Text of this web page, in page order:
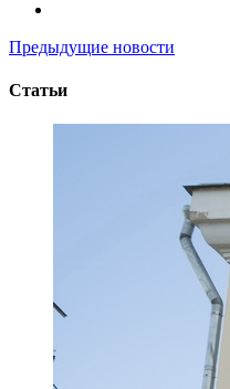
Предыдущие новости
Статьи